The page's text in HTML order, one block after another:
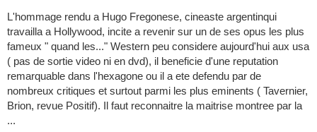
L'hommage rendu a Hugo Fregonese, cineaste argentinqui
travailla a Hollywood, incite a revenir sur un de ses opus les plus
fameux " quand les..." Western peu considere aujourd'hui aux usa
( pas de sortie video ni en dvd), il beneficie d'une reputation
remarquable dans l'hexagone ou il a ete defendu par de
nombreux critiques et surtout parmi les plus eminents ( Tavernier,
Brion, revue Positif). Il faut reconnaitre la maitrise montree par la
...